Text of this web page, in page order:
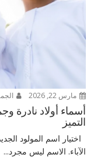
مارس 22, 2026
أسماء أولاد نادرة
التميز
اختيار اسم المولود
الآباء. الاسم ليس مجرد...